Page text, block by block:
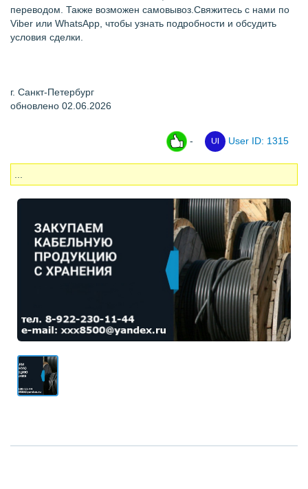
переводом. Также возможен самовывоз.Свяжитесь с нами по
Viber или WhatsApp, чтобы узнать подробности и обсудить
условия сделки.
г. Санкт-Петербург
обновлено 02.06.2026
- User ID: 1315